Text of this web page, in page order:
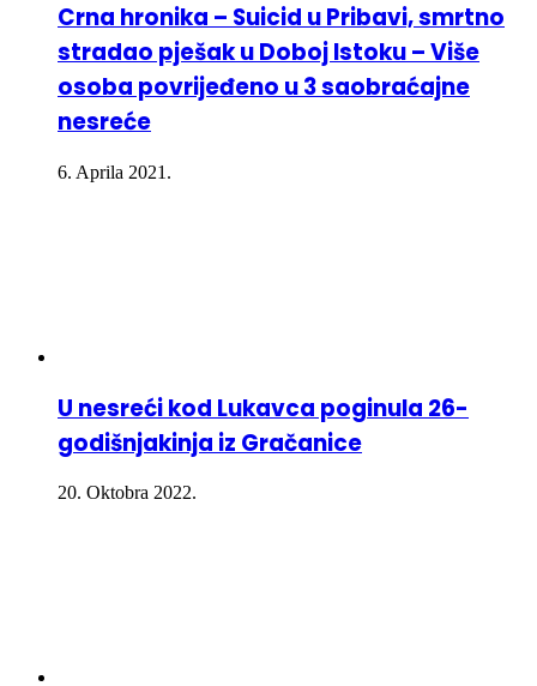
Crna hronika – Suicid u Pribavi, smrtno
stradao pješak u Doboj Istoku – Više
osoba povrijeđeno u 3 saobraćajne
nesreće
6. Aprila 2021.
U nesreći kod Lukavca poginula 26-
godišnjakinja iz Gračanice
20. Oktobra 2022.